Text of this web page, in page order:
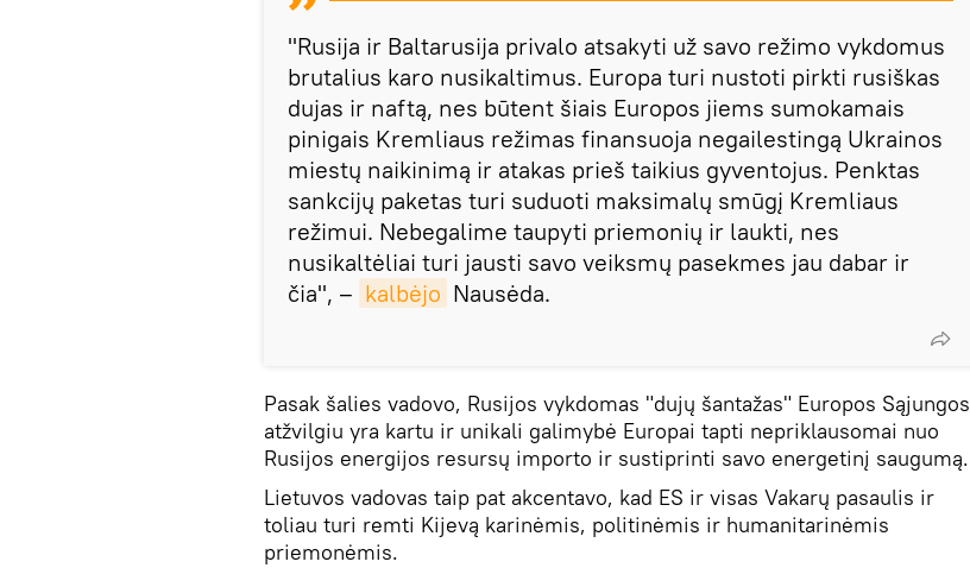
"Rusija ir Baltarusija privalo atsakyti už savo režimo vykdomus
brutalius karo nusikaltimus. Europa turi nustoti pirkti rusiškas
dujas ir naftą, nes būtent šiais Europos jiems sumokamais
pinigais Kremliaus režimas finansuoja negailestingą Ukrainos
miestų naikinimą ir atakas prieš taikius gyventojus. Penktas
sankcijų paketas turi suduoti maksimalų smūgį Kremliaus
režimui. Nebegalime taupyti priemonių ir laukti, nes
nusikaltėliai turi jausti savo veiksmų pasekmes jau dabar ir
čia", – kalbėjo Nausėda.
Pasak šalies vadovo, Rusijos vykdomas "dujų šantažas" Europos Sąjungos
atžvilgiu yra kartu ir unikali galimybė Europai tapti nepriklausomai nuo
Rusijos energijos resursų importo ir sustiprinti savo energetinį saugumą.
Lietuvos vadovas taip pat akcentavo, kad ES ir visas Vakarų pasaulis ir
toliau turi remti Kijevą karinėmis, politinėmis ir humanitarinėmis
priemonėmis.